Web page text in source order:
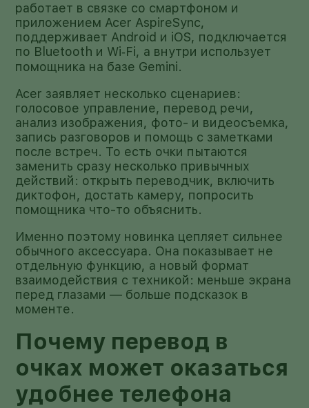
работает в связке со смартфоном и
приложением Acer AspireSync,
поддерживает Android и iOS, подключается
по Bluetooth и Wi‑Fi, а внутри использует
помощника на базе Gemini.
Acer заявляет несколько сценариев:
голосовое управление, перевод речи,
анализ изображения, фото- и видеосъемка,
запись разговоров и помощь с заметками
после встреч. То есть очки пытаются
заменить сразу несколько привычных
действий: открыть переводчик, включить
диктофон, достать камеру, попросить
помощника что-то объяснить.
Именно поэтому новинка цепляет сильнее
обычного аксессуара. Она показывает не
отдельную функцию, а новый формат
взаимодействия с техникой: меньше экрана
перед глазами — больше подсказок в
моменте.
Почему перевод в
очках может оказаться
удобнее телефона